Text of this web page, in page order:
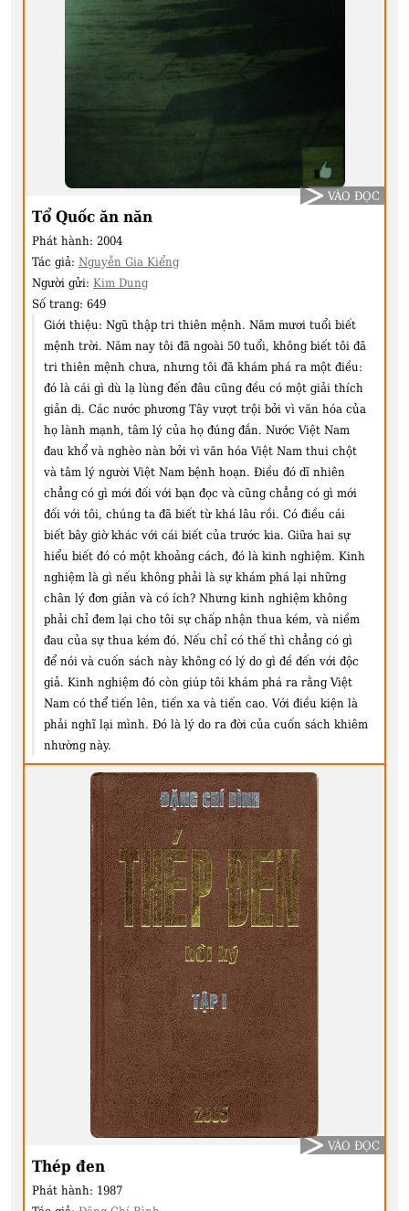
Tổ Quốc ăn năn
Phát hành: 2004
Tác giả: Nguyễn Gia Kiểng
Người gửi: Kim Dung
Số trang: 649
Giới thiệu: Ngũ thập tri thiên mệnh. Năm mươi tuổi biết
mệnh trời. Năm nay tôi đã ngoài 50 tuổi, không biết tôi đã
tri thiên mệnh chưa, nhưng tôi đã khám phá ra một điều:
đó là cái gì dù lạ lùng đến đâu cũng đều có một giải thích
giản dị. Các nước phương Tây vượt trội bởi vì văn hóa của
họ lành mạnh, tâm lý của họ đúng đắn. Nước Việt Nam
đau khổ và nghèo nàn bởi vì văn hóa Việt Nam thui chột
và tâm lý người Việt Nam bệnh hoạn. Điều đó dĩ nhiên
chẳng có gì mới đối với bạn đọc và cũng chẳng có gì mới
đối với tôi, chúng ta đã biết từ khá lâu rồi. Có điều cái
biết bây giờ khác với cái biết của trước kia. Giữa hai sự
hiểu biết đó có một khoảng cách, đó là kinh nghiệm. Kinh
nghiệm là gì nếu không phải là sự khám phá lại những
chân lý đơn giản và có ích? Nhưng kinh nghiệm không
phải chỉ đem lại cho tôi sự chấp nhận thua kém, và niềm
đau của sự thua kém đó. Nếu chỉ có thế thì chẳng có gì
để nói và cuốn sách này không có lý do gì đề đến với độc
giả. Kinh nghiệm đó còn giúp tôi khám phá ra rằng Việt
Nam có thể tiến lên, tiến xa và tiến cao. Với điều kiện là
phải nghĩ lại mình. Đó là lý do ra đời của cuốn sách khiêm
nhường này.
VÀO ĐỌC
Thép đen
Phát hành: 1987
VÀO ĐỌC